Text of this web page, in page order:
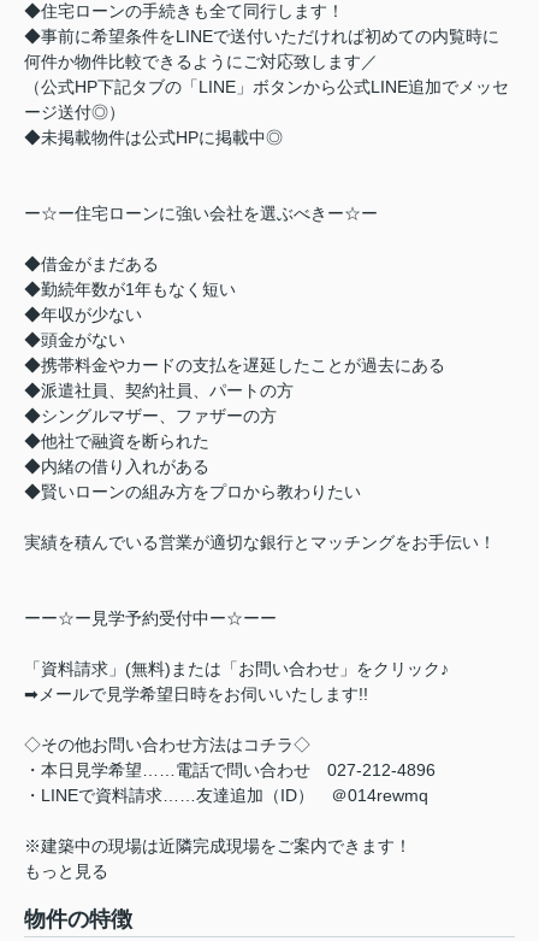
◆住宅ローンの手続きも全て同行します！
◆事前に希望条件をLINEで送付いただければ初めての内覧時に
何件か物件比較できるようにご対応致します／
（公式HP下記タブの「LINE」ボタンから公式LINE追加でメッセ
ージ送付◎）
◆未掲載物件は公式HPに掲載中◎
ー☆ー住宅ローンに強い会社を選ぶべきー☆ー
◆借金がまだある
◆勤続年数が1年もなく短い
◆年収が少ない
◆頭金がない
◆携帯料金やカードの支払を遅延したことが過去にある
◆派遣社員、契約社員、パートの方
◆シングルマザー、ファザーの方
◆他社で融資を断られた
◆内緒の借り入れがある
◆賢いローンの組み方をプロから教わりたい
実績を積んでいる営業が適切な銀行とマッチングをお手伝い！
ーー☆ー見学予約受付中ー☆ーー
「資料請求」(無料)または「お問い合わせ」をクリック♪
➡メールで見学希望日時をお伺いいたします!!
◇その他お問い合わせ方法はコチラ◇
・本日見学希望……電話で問い合わせ 027-212-4896
・LINEで資料請求……友達追加（ID） ＠014rewmq
※建築中の現場は近隣完成現場をご案内できます！
もっと見る
物件の特徴